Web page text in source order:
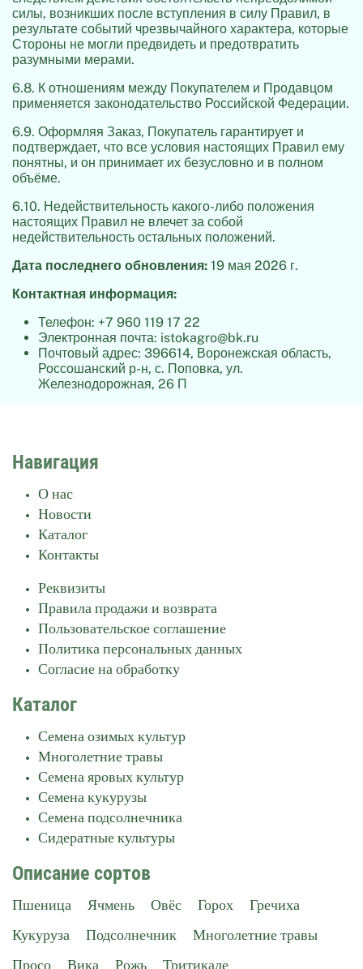
силы, возникших после вступления в силу Правил, в
результате событий чрезвычайного характера, которые
Стороны не могли предвидеть и предотвратить
разумными мерами.
6.8. К отношениям между Покупателем и Продавцом
применяется законодательство Российской Федерации.
6.9. Оформляя Заказ, Покупатель гарантирует и
подтверждает, что все условия настоящих Правил ему
понятны, и он принимает их безусловно и в полном
объёме.
6.10. Недействительность какого-либо положения
настоящих Правил не влечет за собой
недействительность остальных положений.
Дата последнего обновления: 19 мая 2026 г.
Контактная информация:
Телефон: +7 960 119 17 22
Электронная почта: istokagro@bk.ru
Почтовый адрес: 396614, Воронежская область,
Россошанский р-н, с. Поповка, ул.
Железнодорожная, 26 П
Навигация
О нас
Новости
Каталог
Контакты
Реквизиты
Правила продажи и возврата
Пользовательское соглашение
Политика персональных данных
Согласие на обработку
Каталог
Семена озимых культур
Многолетние травы
Семена яровых культур
Семена кукурузы
Семена подсолнечника
Сидератные культуры
Описание сортов
Пшеница Ячмень Овёс Горох
Гречиха
Кукуруза
Подсолнечник
Многолетние травы
Просо
Вика Рожь Тритикале